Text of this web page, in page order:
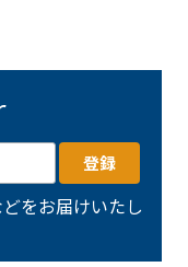
をお届けいたし